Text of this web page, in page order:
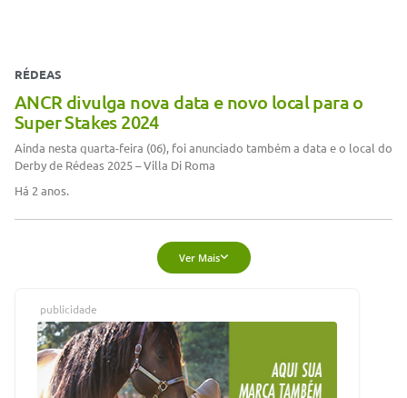
RÉDEAS
ANCR divulga nova data e novo local para o
Super Stakes 2024
Ainda nesta quarta-feira (06), foi anunciado também a data e o local do
Derby de Rédeas 2025 – Villa Di Roma
Há 2 anos.
Ver Mais
publicidade